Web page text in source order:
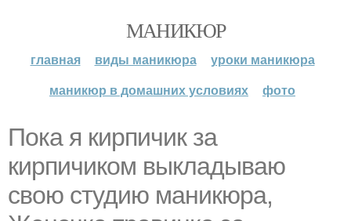
МАНИКЮР
главная виды маникюра
уроки маникюра
маникюр в домашних условиях
фото
Пока я кирпичик за
кирпичиком выкладываю
свою студию маникюра,